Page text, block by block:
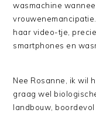
wasmachine
haar video-tje,
smartphones en
Nee Rosanne, ik wil
graag wel
landbouw,